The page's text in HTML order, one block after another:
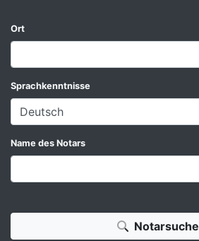
Ort
Sprachkenntnisse
Name des Notars
Notarsuche